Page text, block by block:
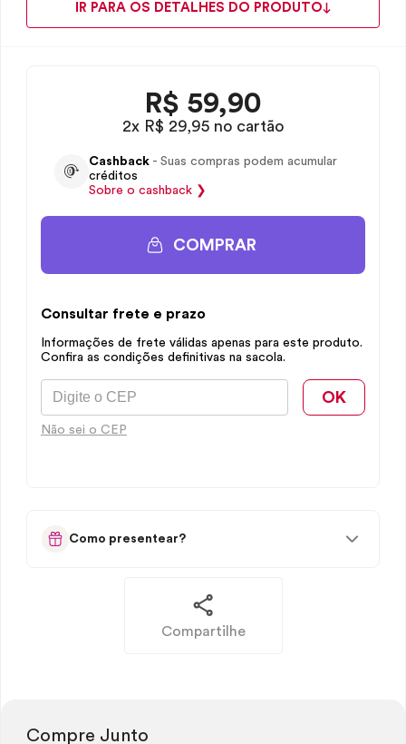
IR PARA OS DETALHES DO PRODUTO
R$ 59,90
2x R$ 29,95 no cartão
Cashback - Suas compras podem acumular
créditos
Sobre o cashback ❯
COMPRAR
Consultar frete e prazo
Informações de frete válidas apenas para este produto.
Confira as condições definitivas na sacola.
OK
Não sei o CEP
Como presentear?
Compartilhe
Compre Junto